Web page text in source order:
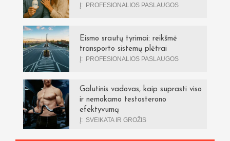
Į: PROFESIONALIOS PASLAUGOS
Eismo srautų tyrimai: reikšmė
transporto sistemų plėtrai
Į: PROFESIONALIOS PASLAUGOS
Galutinis vadovas, kaip suprasti viso
ir nemokamo testosterono
efektyvumą
Į: SVEIKATA IR GROŽIS